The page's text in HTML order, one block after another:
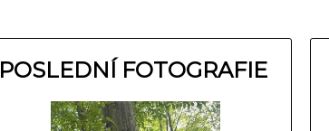
POSLEDNÍ FOTOGRAFIE